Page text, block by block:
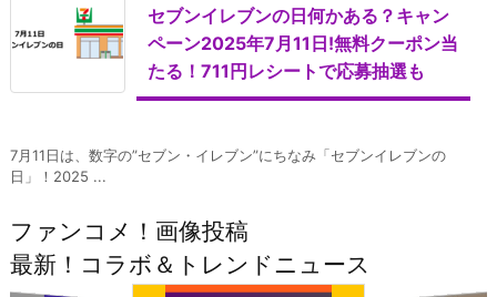
セブンイレブンの日何かある？キャン
ペーン2025年7月11日!無料クーポン当
たる！711円レシートで応募抽選も
7月11日は、数字の”セブン・イレブン”にちなみ「セブンイレブンの
日」！2025 ...
ファンコメ！画像投稿
最新！コラボ＆トレンドニュース